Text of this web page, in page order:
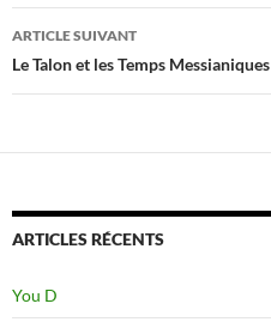
articles
ARTICLE SUIVANT
Le Talon et les Temps Messianiques
ARTICLES RÉCENTS
You D